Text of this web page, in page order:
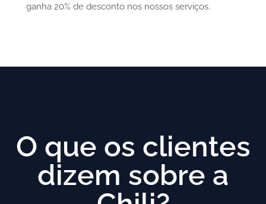
ganha 20% de desconto nos nossos serviços.
O que os clientes
dizem sobre a